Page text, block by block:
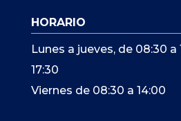
HORARIO
Lunes a jueves, de 08:30 a
17:30
Viernes de 08:30 a 14:00